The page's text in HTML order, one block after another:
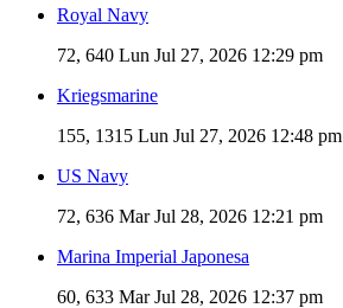
Royal Navy
72, 640 Lun Jul 27, 2026 12:29 pm
Kriegsmarine
155, 1315 Lun Jul 27, 2026 12:48 pm
US Navy
72, 636 Mar Jul 28, 2026 12:21 pm
Marina Imperial Japonesa
60, 633 Mar Jul 28, 2026 12:37 pm